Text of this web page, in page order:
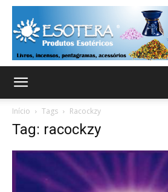
Início Tags Racockzy
Tag: racockzy